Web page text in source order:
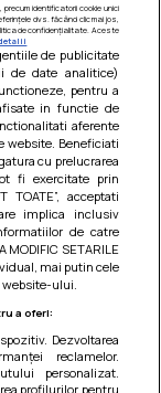
rosu
identificatorii cookie unici
dvs. făcând clic mai jos,
de confidențialitate. Aceste
detalii
de publicitate
de date analitice)
pentru a
in functie de
aferente
website. Beneficiati
cu prelucrarea
fi exercitate prin
TOATE”, acceptati
implica inclusiv
de catre
MODIFIC SETARILE
mai putin cele
ului.
a oferi:
Dezvoltarea
reclamelor.
personalizat.
profilurilor pentru